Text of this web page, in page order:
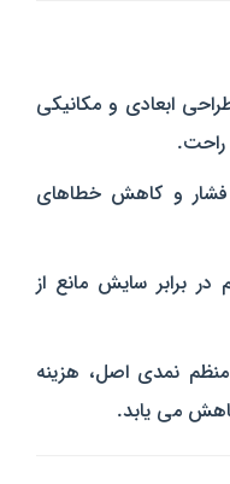
ابعادی و مکانیکی
راحت.
فشار و کاهش خطاهای
در برابر سایش مانع از
نمدی اصل، هزینه
می‌ یابد.